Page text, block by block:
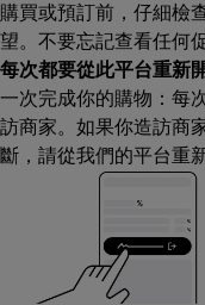
購買或預訂前，仔細檢
望。不要忘記查看任何
每次都要從此平台重新
一次完成你的購物：每
訪商家。如果你造訪商
斷，請從我們的平台重